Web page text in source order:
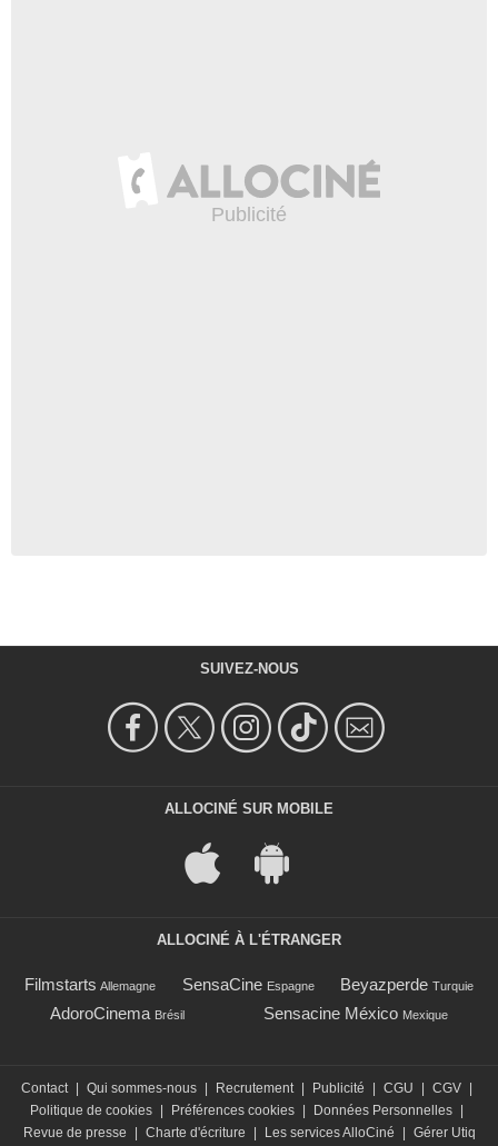
SUIVEZ-NOUS
ALLOCINÉ SUR MOBILE
ALLOCINÉ À L'ÉTRANGER
Filmstarts Allemagne SensaCine Espagne Beyazperde Turquie
AdoroCinema Brésil Sensacine México Mexique
Contact | Qui sommes-nous | Recrutement | Publicité | CGU | CGV |
Politique de cookies | Préférences cookies | Données Personnelles |
Revue de presse
| Charte d'écriture | Les services AlloCiné | Gérer Utiq